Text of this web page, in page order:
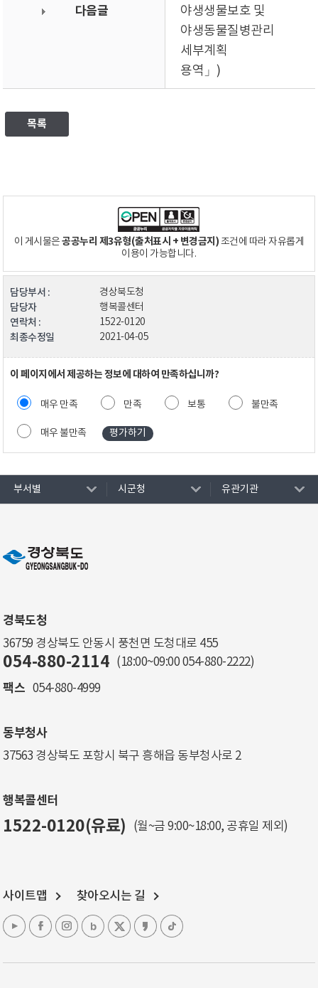
다음글
야생생물보호 및
야생동물질병관리
세부계획
용역」)
목록
이 게시물은공공누리 제3유형(출처표시 + 변경금지)조건에 따라 자유롭게
이용이 가능합니다.
담당부서 : 경상북도청
담당자 행복콜센터
연락처 : 1522-0120
최종수정일 2021-04-05
이 페이지에서 제공하는 정보에 대하여 만족하십니까?
매우 만족 만족 보통 불만족
매우 불만족
부서별 시군청 유관기관
경북도청
36759 경상북도 안동시 풍천면 도청대로 455
054-880-2114 (18:00~09:00 054-880-2222)
팩스 054-880-4999
동부청사
37563 경상북도 포항시 북구 흥해읍 동부청사로 2
행복콜센터
1522-0120(유료) (월~금 9:00~18:00, 공휴일 제외)
사이트맵 찾아오시는 길